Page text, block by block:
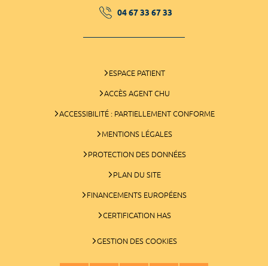
04 67 33 67 33
ESPACE PATIENT
ACCÈS AGENT CHU
ACCESSIBILITÉ : PARTIELLEMENT CONFORME
MENTIONS LÉGALES
PROTECTION DES DONNÉES
PLAN DU SITE
FINANCEMENTS EUROPÉENS
CERTIFICATION HAS
GESTION DES COOKIES